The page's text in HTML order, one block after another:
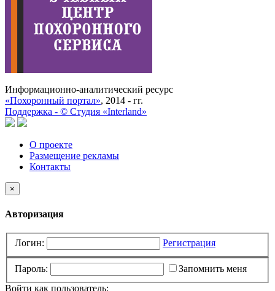
Информационно-аналитический ресурс
«Похоронный портал», 2014 - гг.
Поддержка - © Cтудия «Interland»
О проекте
Размещение рекламы
Контакты
×
Авторизация
Логин: Регистрация
Пароль:
Запомнить меня
Войти как пользователь: